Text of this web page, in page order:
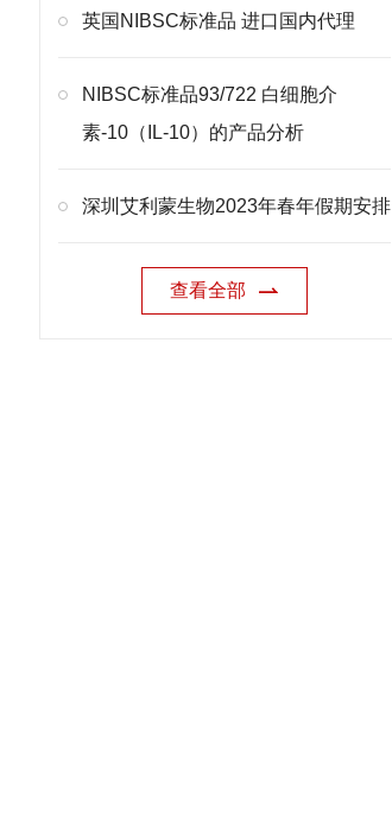
英国NIBSC标准品 进口国内代理
NIBSC标准品93/722 白细胞介
素-10（IL-10）的产品分析
深圳艾利蒙生物2023年春年假期安排
查看全部